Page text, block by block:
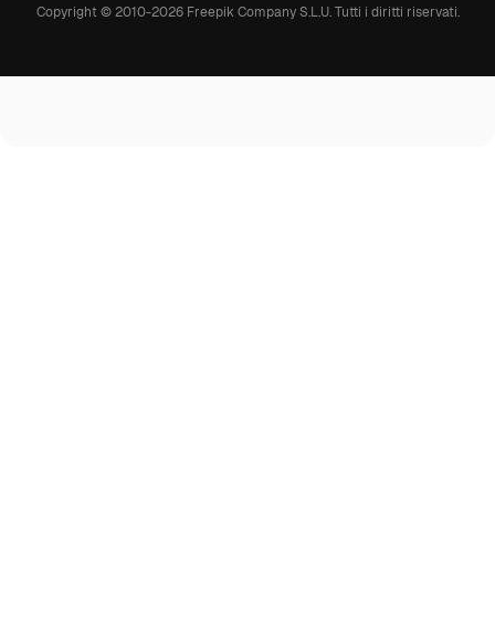
Copyright © 2010-2026Freepik Company S.L.U. Tutti i diritti riservati.